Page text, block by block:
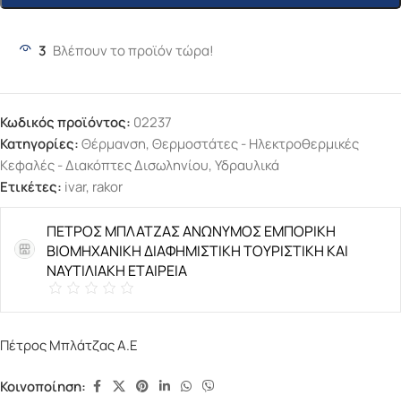
3 Βλέπουν το προϊόν τώρα!
Κωδικός προϊόντος: 02237
Κατηγορίες:Θέρμανση,Θερμοστάτες - Ηλεκτροθερμικές
Κεφαλές - Διακόπτες Δισωληνίου,Υδραυλικά
Ετικέτες: ivar, rakor
ΠΕΤΡΟΣ ΜΠΛΑΤΖΑΣ ΑΝΩΝΥΜΟΣ ΕΜΠΟΡΙΚΗ
ΒΙΟΜΗΧΑΝΙΚΗ ΔΙΑΦΗΜΙΣΤΙΚΗ ΤΟΥΡΙΣΤΙΚΗ ΚΑΙ
ΝΑΥΤΙΛΙΑΚΗ ΕΤΑΙΡΕΙΑ
Πέτρος Μπλάτζας Α.Ε
Κοινοποίηση: